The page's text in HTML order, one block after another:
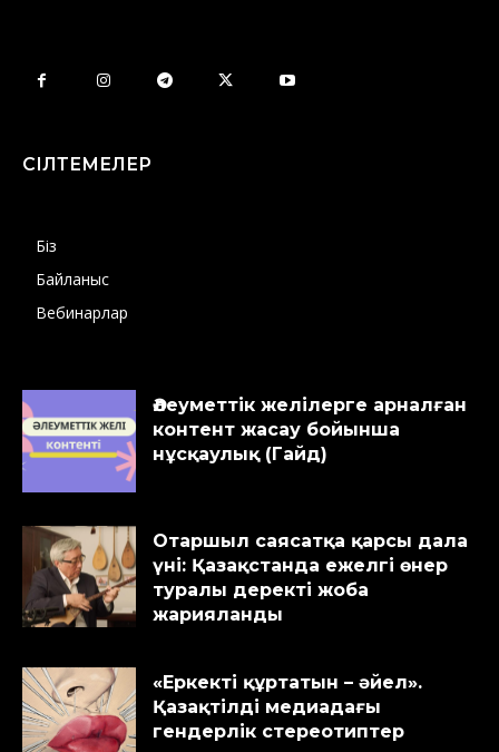
СІЛТЕМЕЛЕР
Біз
Байланыс
Вебинарлар
Әлеуметтік желілерге арналған
контент жасау бойынша
нұсқаулық (Гайд)
Отаршыл саясатқа қарсы дала
үні: Қазақстанда ежелгі өнер
туралы деректі жоба
жарияланды
«Еркекті құртатын – әйел».
Қазақтілді медиадағы
гендерлік стереотиптер